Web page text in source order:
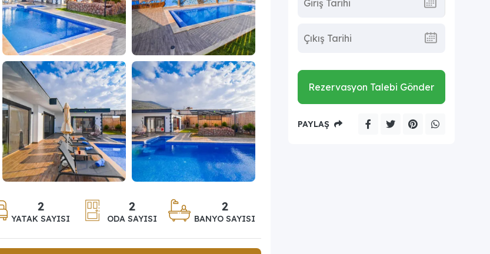
2
YATAK SAYISI
2
ODA SAYISI
2
BANYO SAYISI
Rezervasyon Talebi Gönder
PAYLAŞ